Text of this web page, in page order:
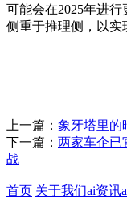
可能会在2025年进
侧重于推理侧，以实
上一篇： 象牙塔里的
下一篇： 两家车企已
战
首页 关于我们ai资讯